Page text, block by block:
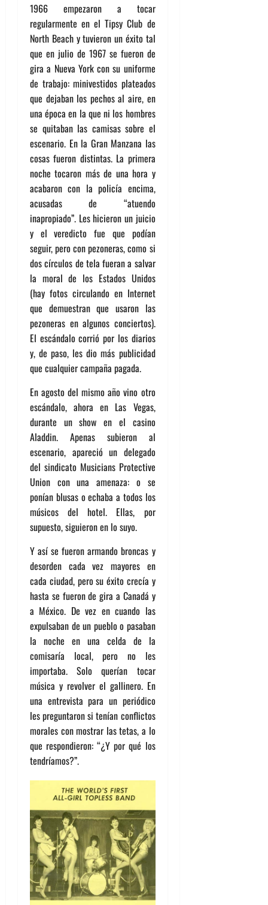
1966 empezaron a tocar
regularmente en el Tipsy Club de
North Beach y tuvieron un éxito tal
que en julio de 1967 se fueron de
gira a Nueva York con su uniforme
de trabajo: minivestidos plateados
que dejaban los pechos al aire, en
una época en la que ni los hombres
se quitaban las camisas sobre el
escenario. En la Gran Manzana las
cosas fueron distintas. La primera
noche tocaron más de una hora y
acabaron con la policía encima,
acusadas de “atuendo
inapropiado”. Les hicieron un juicio
y el veredicto fue que podían
seguir, pero con pezoneras, como si
dos círculos de tela fueran a salvar
la moral de los Estados Unidos
(hay fotos circulando en Internet
que demuestran que usaron las
pezoneras en algunos conciertos).
El escándalo corrió por los diarios
y, de paso, les dio más publicidad
que cualquier campaña pagada.
En agosto del mismo año vino otro
escándalo, ahora en Las Vegas,
durante un show en el casino
Aladdin. Apenas subieron al
escenario, apareció un delegado
del sindicato Musicians Protective
Union con una amenaza: o se
ponían blusas o echaba a todos los
músicos del hotel. Ellas, por
supuesto, siguieron en lo suyo.
Y así se fueron armando broncas y
desorden cada vez mayores en
cada ciudad, pero su éxito crecía y
hasta se fueron de gira a Canadá y
a México. De vez en cuando las
expulsaban de un pueblo o pasaban
la noche en una celda de la
comisaría local, pero no les
importaba. Solo querían tocar
música y revolver el gallinero. En
una entrevista para un periódico
les preguntaron si tenían conflictos
morales con mostrar las tetas, a lo
que respondieron: “¿Y por qué los
tendríamos?”.